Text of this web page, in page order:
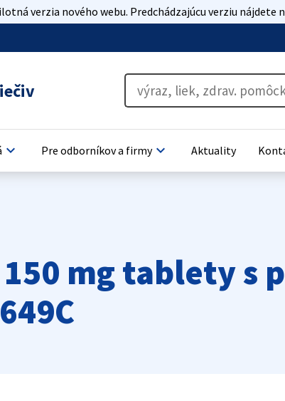
verzia nového webu. Predchádzajúcu verziu nájdete
keyboard_arrow_down Pre odborníkov a firmykeyboard_arrow_down Aktuality
mg tablety s